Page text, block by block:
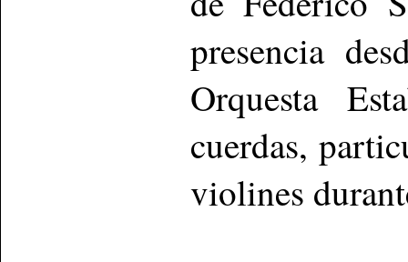
presencia
Orquesta
cuerdas,
violines